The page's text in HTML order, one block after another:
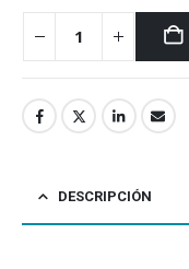
DESCRIPCIÓN